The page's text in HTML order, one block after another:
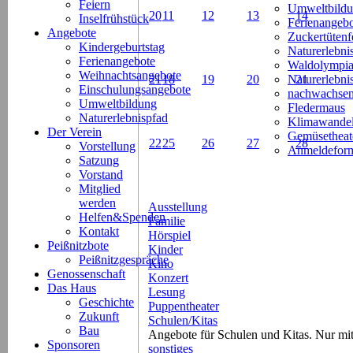
Fledermaus
Klimawandel
Feiern
Inselfrühstück
Angebote
Kindergeburtstag
Ferienangebote
Weihnachtsangebote
Einschulungsangebote
Umweltbildung
Naturerlebnispfad
Der Verein
Vorstellung
Satzung
Vorstand
Mitglied
werden
Helfen&Spenden
Kontakt
Peißnitzbote
Peißnitzgespräche
Genossenschaft
Das Haus
Geschichte
Zukunft
Bau
Sponsoren
2011 12 13 14
2118 19 20 21
2225 26 27 28
Ausstellung
Familie
Hörspiel
Kinder
Kino
Konzert
Lesung
Puppentheater
Schulen/Kitas
Angebote für Schulen und Kitas. Nur
sonstiges